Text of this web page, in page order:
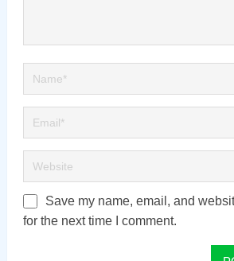
Save my name, email, and
for the next time I comment.